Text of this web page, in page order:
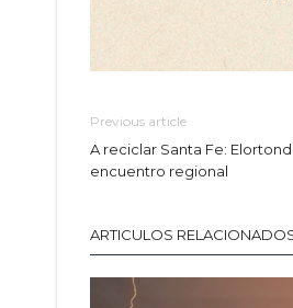
Previous article
A reciclar Santa Fe:
encuentro regional
ARTICULOS